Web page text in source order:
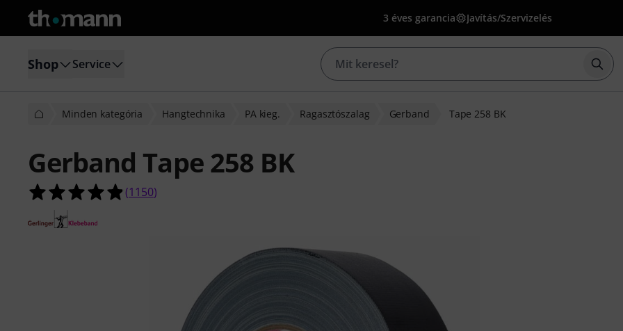
3 éves garancia Javítás/Szervizelés
Shop Service
Minden kategória Hangtechnika PA kieg. Ragasztószalag Gerband Tape 258 BK
Gerband Tape 258 BK
4.8/5 csillag, összesen 1150 értékelés alapján
(1150)